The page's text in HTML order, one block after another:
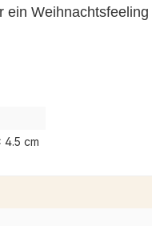
4.5 cm